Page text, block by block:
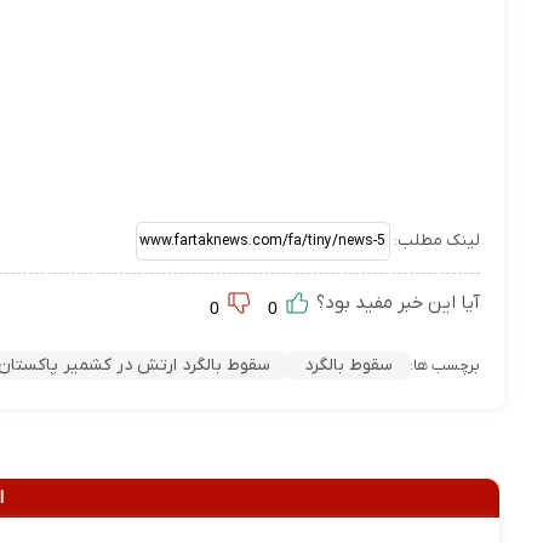
لینک مطلب:
آیا این خبر مفید بود؟
برچسب ها: سقوط بالگرد سقوط بالگرد ارتش در کشمیر پاکستان